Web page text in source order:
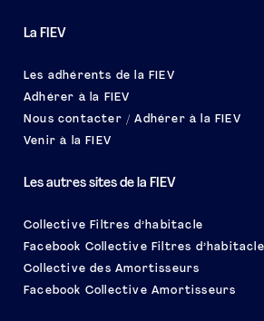
La FIEV
Les adhérents de la FIEV
Adhérer à la FIEV
Nous contacter / Adhérer à la FIEV
Venir à la FIEV
Les autres sites de la FIEV
Collective Filtres d’habitacle
Facebook Collective Filtres d’habitacle
Collective des Amortisseurs
Facebook Collective Amortisseurs